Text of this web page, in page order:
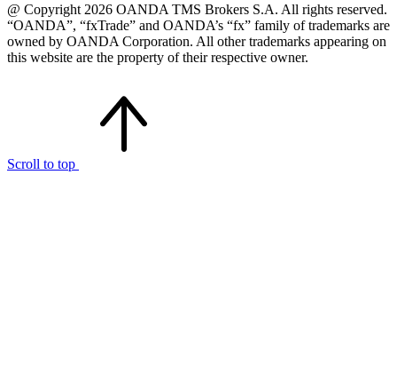
@ Copyright 2026 OANDA TMS Brokers S.A. All rights reserved.
“OANDA”, “fxTrade” and OANDA’s “fx” family of trademarks are
owned by OANDA Corporation. All other trademarks appearing on
this website are the property of their respective owner.
Scroll to top